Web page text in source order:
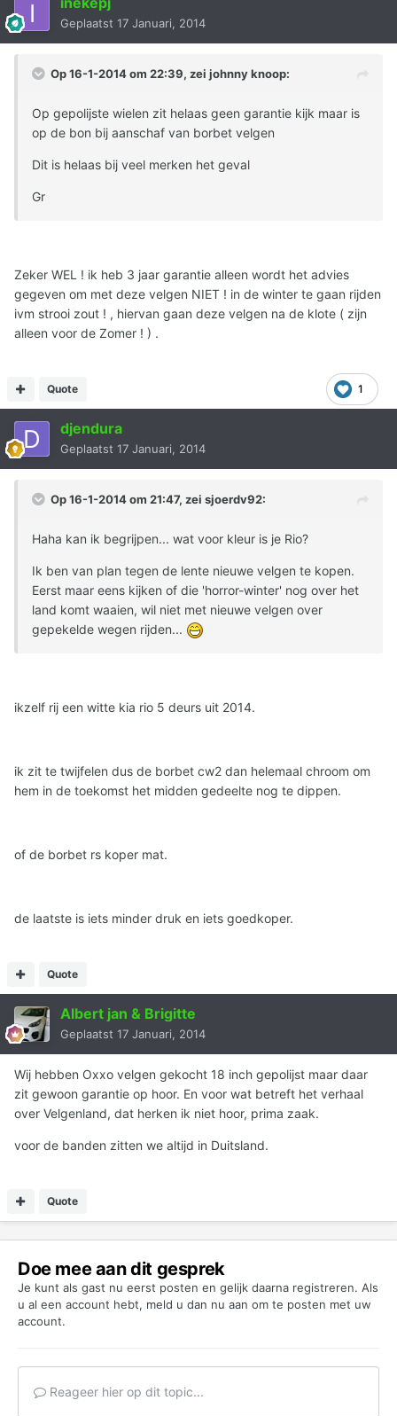
Geplaatst 17 Januari, 2014
Op 16-1-2014 om 22:39, zei johnny knoop:
Op gepolijste wielen zit helaas geen garantie kijk maar is
op de bon bij aanschaf van borbet velgen
Dit is helaas bij veel merken het geval
Gr
Zeker WEL ! ik heb 3 jaar garantie alleen wordt het advies
gegeven om met deze velgen NIET ! in de winter te gaan rijden
ivm strooi zout ! , hiervan gaan deze velgen na de klote ( zijn
alleen voor de Zomer ! ) .
1
Quote
djendura
Geplaatst 17 Januari, 2014
Op 16-1-2014 om 21:47, zei sjoerdv92:
Haha kan ik begrijpen... wat voor kleur is je Rio?
Ik ben van plan tegen de lente nieuwe velgen te kopen.
Eerst maar eens kijken of die 'horror-winter' nog over het
land komt waaien, wil niet met nieuwe velgen over
gepekelde wegen rijden...
ikzelf rij een witte kia rio 5 deurs uit 2014.
ik zit te twijfelen dus de borbet cw2 dan helemaal chroom om
hem in de toekomst het midden gedeelte nog te dippen.
of de borbet rs koper mat.
de laatste is iets minder druk en iets goedkoper.
Quote
Albert jan & Brigitte
Geplaatst 17 Januari, 2014
Wij hebben Oxxo velgen gekocht 18 inch gepolijst maar daar
zit gewoon garantie op hoor. En voor wat betreft het verhaal
over Velgenland, dat herken ik niet hoor, prima zaak.
voor de banden zitten we altijd in Duitsland.
Quote
Doe mee aan dit gesprek
Je kunt als gast nu eerst posten en gelijk daarna registreren. Als
u al een account hebt, meld u dan nu aan om te posten met uw
account.
Reageer hier op dit topic...